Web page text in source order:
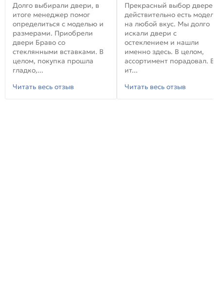
Долго выбирали двери, в
итоге менеджер помог
определиться с моделью и
размерами. Приобрели
двери Браво со
стеклянными вставками. В
целом, покупка прошла
гладко,...
Читать весь отзыв
Прекрасный выбор
действительно есть модели
на любой вкус. Мы долго
искали двери с
остеклением и нашли
именно здесь. В целом,
ассортимент порадовал. В
ит...
Читать весь отзыв